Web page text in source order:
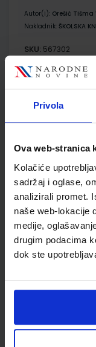
Privola
Ova web-stranica
Kolačiće
sadržaj i oglase,
analizirali promet.
naše web-lokacije
medije,
drugim podacima
dok ste
Autor(i): Orešić
Nakladnik: ŠKOLSKA
SKU: 567302
ŠIFRA OMOTA:
osnovne škole
Autor(i): Orešić Tišma
Nakladnik: ŠKOLSKA
SKU:567303
ŠIFRA OMOTA:
Udžbenik
u šestom razredu
Autor(i):Željko Brdal
ŠKOLSKA